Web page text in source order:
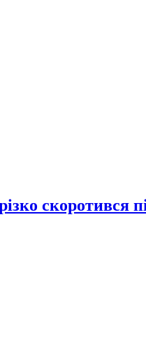
скоротився